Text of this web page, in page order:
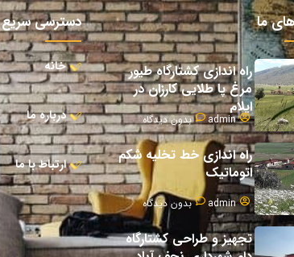
ما
راه اندازی کشتارگاه طیور
مرغ پا طلایی کارزان در
ایلام
admin بدون دیدگاه
راه اندازی خط تخلیه شکم
اتوماتیک
admin بدون دیدگاه
تجهیز و طراحی کشتارگاه
دسترسی سریع
خانه
درباره ما
ارتباط با ما